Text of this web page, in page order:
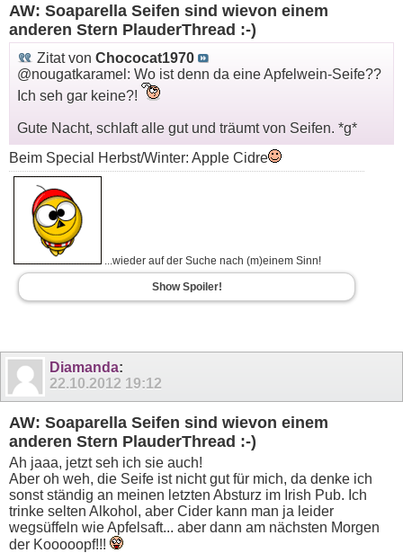
AW: Soaparella Seifen sind wievon einem
anderen Stern PlauderThread :-)
Zitat von Chococat1970
@nougatkaramel: Wo ist denn da eine Apfelwein-Seife??
Ich seh gar keine?!
Gute Nacht, schlaft alle gut und träumt von Seifen. *g*
Beim Special Herbst/Winter: Apple Cidre
...wieder auf der Suche nach (m)einem Sinn!
Show Spoiler!
Diamanda:
22.10.2012 19:12
AW: Soaparella Seifen sind wievon einem
anderen Stern PlauderThread :-)
Ah jaaa, jetzt seh ich sie auch!
Aber oh weh, die Seife ist nicht gut für mich, da denke ich
sonst ständig an meinen letzten Absturz im Irish Pub. Ich
trinke selten Alkohol, aber Cider kann man ja leider
wegsüffeln wie Apfelsaft... aber dann am nächsten Morgen
der Kooooopf!!!